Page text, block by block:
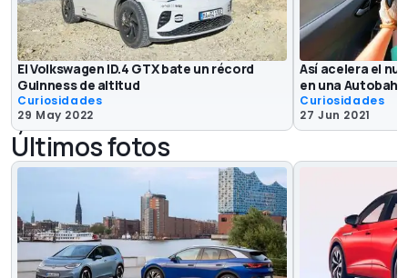
El Volkswagen ID.4 GTX bate un récord
Guinness de altitud
Curiosidades
29 May 2022
Así acelera el
en una Autobahn
Curiosidades
27 Jun 2021
Últimos fotos